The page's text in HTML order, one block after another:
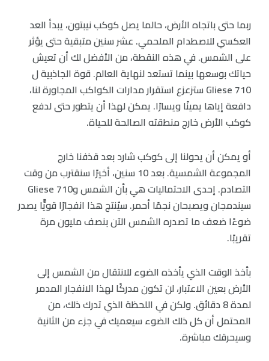
ربما حتى باتجاه الأرض، حالما يصل كوكب نيبتون، يبدأ العد
العكسي للاصطدام الملحمي. عشر سنين متبقية حتى يؤثر
على الشمس. في هذه النقطة، من الأفضل لك أن تعيش
حياتك بوسعها بينما تستعد لنهاية العالم. قوة الجاذبية ل
Gliese 710 ستزعزع استقرار مدارات الكواكب المجاورة لنا،
دافعة إياها يمينًا ويسارًا. يمكن لهذا أن يتطور حتى لدفع
كوكب الأرض خارج منطقته الصالحة للحياة.
أو يمكن أن يحولنا إلى كوكب شارد بعد قذفنا خارج
المجموعة الشمسية. بعد 10 سنين، أخيرًا سنقترب من وقت
التصادم. إحدى الاحتماليات هي بأن الشمس وGliese 710
سيندمجان ويصبحان نجمًا أحمر. سيُنتج هذا انفجارًا قويًّا يصدر
ضوءًا ضعف ما تصدره الشمس الآن بنصف مليون مرة
تقريبًا.
بأخذ الوقت الذي يأخذه الضوء للانتقال من الشمس إلى
الأرض بعين الاعتبار، لن تكون مدركًا لهذا الانفجار المدمر
لمدة 8 دقائق. ولكن في اللحظة الذي تدرك ذلك، من
المحتمل أن كل ذلك الضوء سيعميك في جزء من الثانية
وسيحرقك مباشرة.